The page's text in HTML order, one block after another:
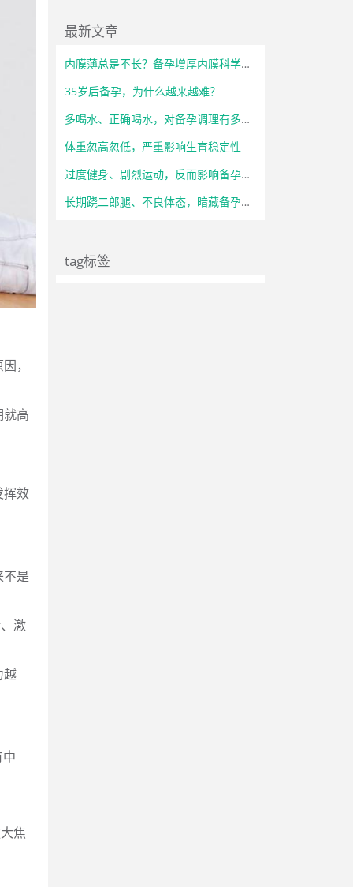
，
高
挥效
不是
激
越
焦
最新文章
内膜薄总是不长？备孕增厚内膜科学调理方法
35岁后备孕，为什么越来越难？
多喝水、正确喝水，对备孕调理有多重要？
体重忽高忽低，严重影响生育稳定性
过度健身、剧烈运动，反而影响备孕状态
长期跷二郎腿、不良体态，暗藏备孕隐患
tag标签